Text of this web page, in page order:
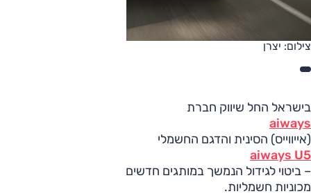
צילום: יצרן
בישראל החל שיווק חברת
aiways
(אייווייס) הסינית והדגם החשמלי
aiways U5
– ביטוי לגידול הנמשך במותגים חדשים, דגמים נוספים, בהיצע של
מכוניות חשמליות.